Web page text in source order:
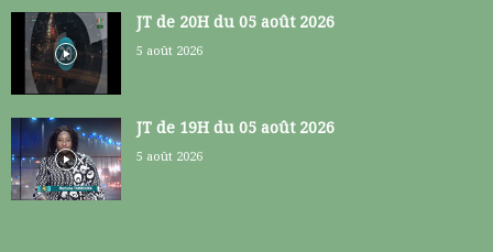
JT de 20H du 05 août 2026
5 août 2026
JT de 19H du 05 août 2026
5 août 2026